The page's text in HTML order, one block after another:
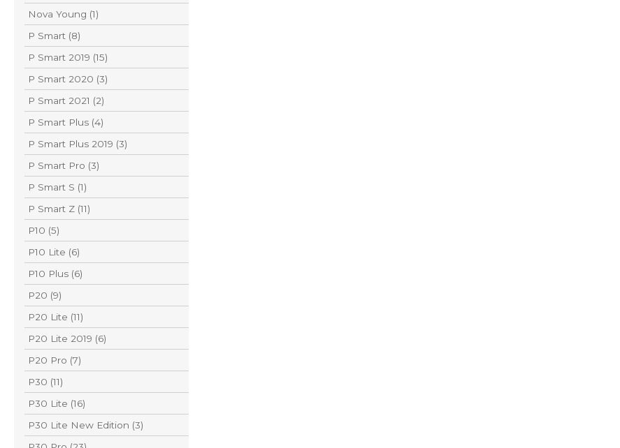
Nova Young (1)
P Smart (8)
P Smart 2019 (15)
P Smart 2020 (3)
P Smart 2021 (2)
P Smart Plus (4)
P Smart Plus 2019 (3)
P Smart Pro (3)
P Smart S (1)
P Smart Z (11)
P10 (5)
P10 Lite (6)
P10 Plus (6)
P20 (9)
P20 Lite (11)
P20 Lite 2019 (6)
P20 Pro (7)
P30 (11)
P30 Lite (16)
P30 Lite New Edition (3)